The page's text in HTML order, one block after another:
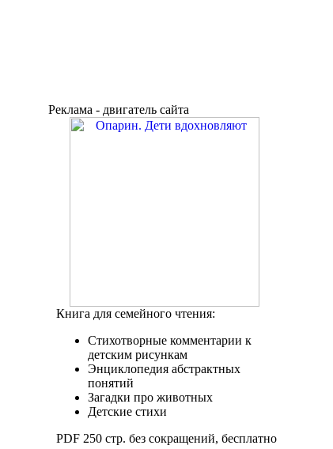
Реклама - двигатель сайта
Книга для семейного чтения:
Стихотворные комментарии к
детским рисункам
Энциклопедия абстрактных
понятий
Загадки про животных
Детские стихи
PDF 250 стр. без сокращений, бесплатно